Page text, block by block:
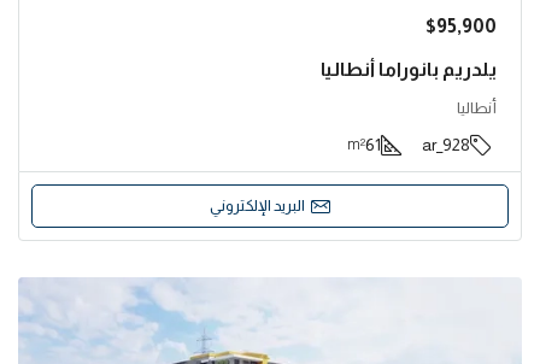
$95,900
يلدريم بانوراما أنطاليا
أنطاليا
928_ar
61
m²
البريد الإلكتروني